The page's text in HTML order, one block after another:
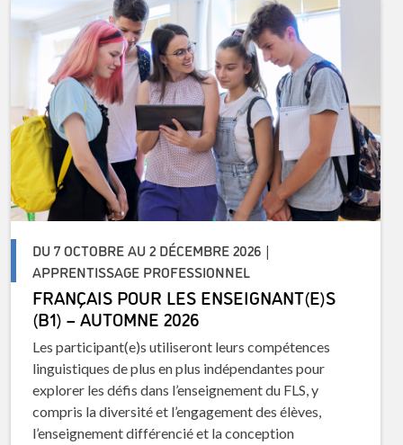
DU 7 OCTOBRE AU 2 DÉCEMBRE 2026 |
APPRENTISSAGE PROFESSIONNEL
FRANÇAIS POUR LES ENSEIGNANT(E)S
(B1) – AUTOMNE 2026
Les participant(e)s utiliseront leurs compétences
linguistiques de plus en plus indépendantes pour
explorer les défis dans l’enseignement du FLS, y
compris la diversité et l’engagement des élèves,
l’enseignement différencié et la conception